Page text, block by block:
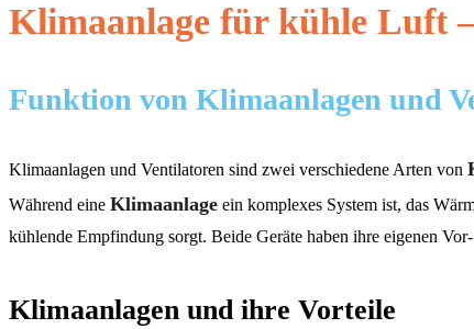
Klimaanlage für kühle Luft
Funktion von Klimaanlagen und
Klimaanlagen und Ventilatoren sind zwei verschiedene Arten von
Während eine Klimaanlage ein komplexes System ist, das
kühlende Empfindung sorgt. Beide Geräte haben ihre eigenen
Klimaanlagen und ihre Vorteile